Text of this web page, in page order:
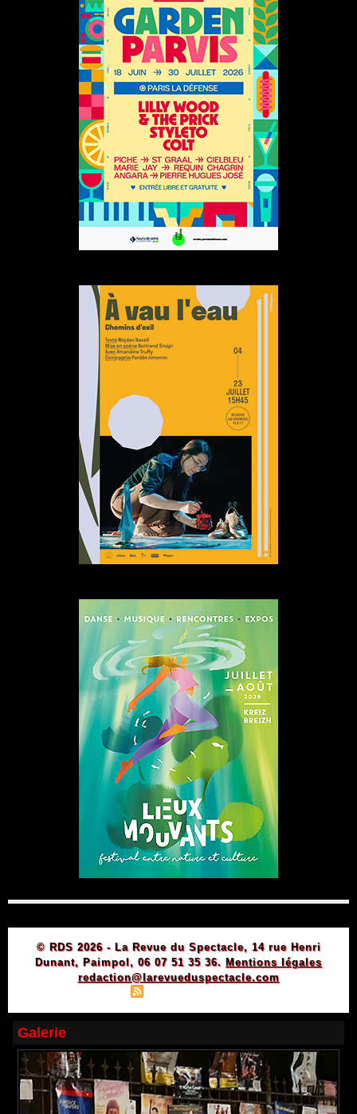
© RDS 2026 - La Revue du Spectacle, 14 rue Henri
Dunant, Paimpol, 06 07 51 35 36. Mentions légales
redaction@larevueduspectacle.com
Galerie